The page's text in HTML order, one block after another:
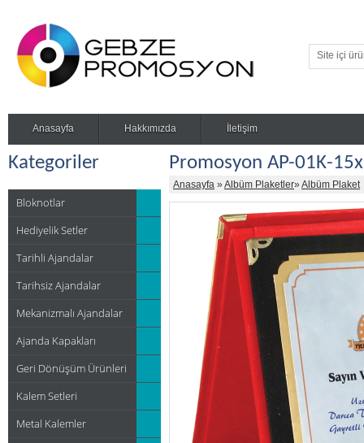
Anasayfa Hakkımızda İletişim
Kategoriler
Bloknotlar
Hediyelik Setler
Tarihli Ajandalar
Tarihsiz Ajandalar
Mekanizmalı Ajandalar
Ajanda Kapakları
Geri Dönüşüm Ürünleri
Kalem Setleri
Metal Kalemler
Promosyon AP-01K-
Anasayfa » Albüm Plaketler» Albüm Plaket